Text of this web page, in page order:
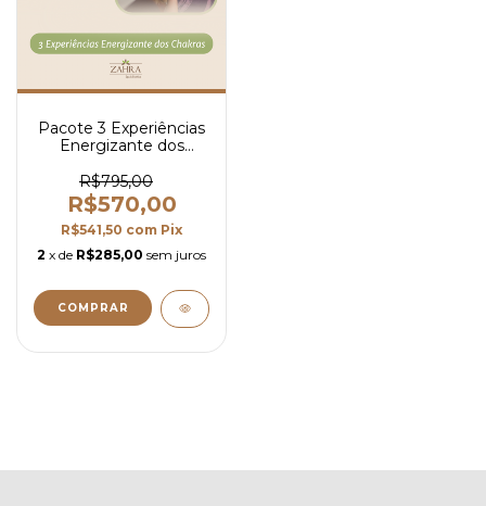
Pacote 3 Experiências
Energizante dos
R$795,00
R$570,00
R$541,50 com Pix
2 x de R$285,00 sem juros